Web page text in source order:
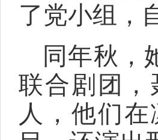
了党小组，
同年秋，
联合剧团，
人，他们